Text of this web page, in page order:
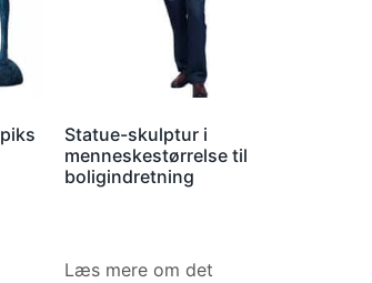
Statue-skulptur i
menneskestørrelse til
boligindretning
Læs mere om det